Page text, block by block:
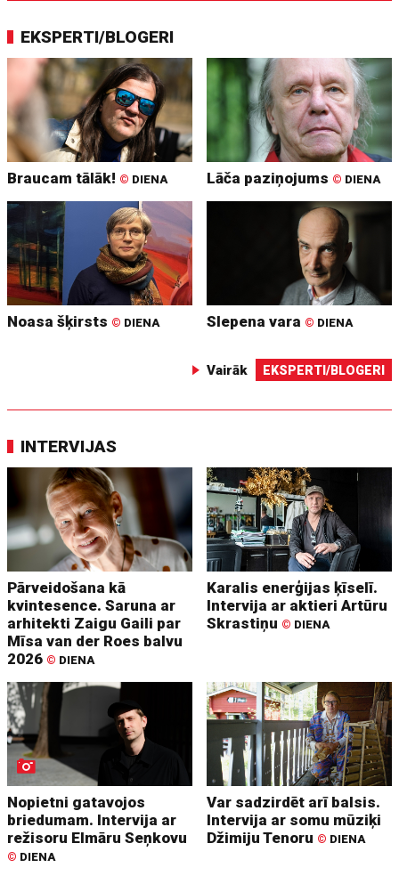
EKSPERTI/BLOGERI
Braucam tālāk! © DIENA Lāča paziņojums © DIENA
Noasa šķirsts © DIENA Slepena vara © DIENA
Vairāk EKSPERTI/BLOGERI
INTERVIJAS
Pārveidošana kā
kvintesence. Saruna ar
arhitekti Zaigu Gaili par
Mīsa van der Roes balvu
2026 © DIENA
Karalis enerģijas ķīselī.
Intervija ar aktieri Artūru
Skrastiņu © DIENA
Nopietni gatavojos
briedumam. Intervija ar
režisoru Elmāru Seņkovu
© DIENA
Var sadzirdēt arī balsis.
Intervija ar somu mūziķi
Džimiju Tenoru © DIENA